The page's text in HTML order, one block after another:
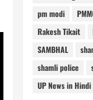
pm modi
Rakesh Tikait
SAMBHAL
shamli police
UP News in Hindi